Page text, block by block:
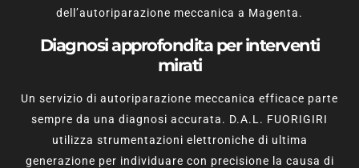
dell’autoriparazione meccanica a Magenta.
Diagnosi approfondita per interventi
mirati
Un servizio di autoriparazione meccanica efficace parte
sempre da una diagnosi accurata. D.A.L. FUORIGIRI
utilizza strumentazioni elettroniche di ultima
generazione per individuare con precisione la causa di